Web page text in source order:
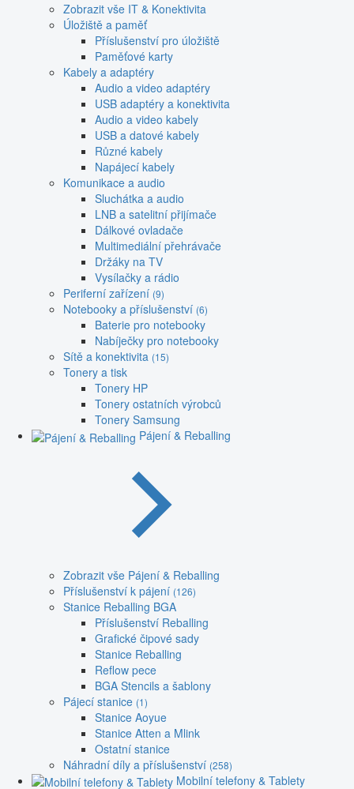
Zobrazit vše IT & Konektivita
Úložiště a paměť
Příslušenství pro úložiště
Paměťové karty
Kabely a adaptéry
Audio a video adaptéry
USB adaptéry a konektivita
Audio a video kabely
USB a datové kabely
Různé kabely
Napájecí kabely
Komunikace a audio
Sluchátka a audio
LNB a satelitní přijímače
Dálkové ovladače
Multimediální přehrávače
Držáky na TV
Vysílačky a rádio
Periferní zařízení (9)
Notebooky a příslušenství (6)
Baterie pro notebooky
Nabíječky pro notebooky
Sítě a konektivita (15)
Tonery a tisk
Tonery HP
Tonery ostatních výrobců
Tonery Samsung
Pájení & Reballing
Zobrazit vše Pájení & Reballing
Příslušenství k pájení (126)
Stanice Reballing BGA
Příslušenství Reballing
Grafické čipové sady
Stanice Reballing
Reflow pece
BGA Stencils a šablony
Pájecí stanice (1)
Stanice Aoyue
Stanice Atten a Mlink
Ostatní stanice
Náhradní díly a příslušenství (258)
Mobilní telefony & Tablety